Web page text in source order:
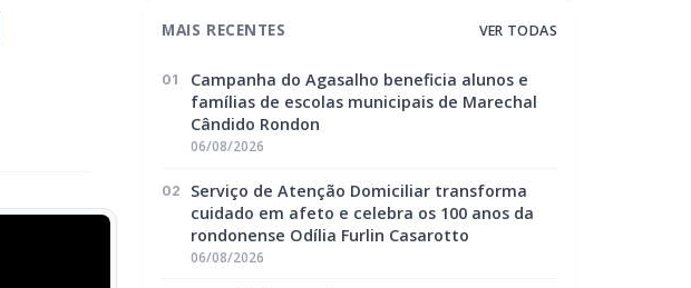
MAIS RECENTES VER TODAS
01
Campanha do Agasalho beneficia alunos e
famílias de escolas municipais de Marechal
Cândido Rondon
06/08/2026
02
Serviço de Atenção Domiciliar transforma
cuidado em afeto e celebra os 100 anos da
rondonense Odília Furlin Casarotto
06/08/2026